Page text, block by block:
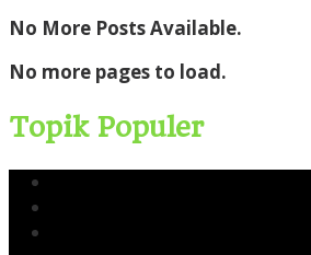
No More Posts Available.
No more pages to load.
Topik Populer